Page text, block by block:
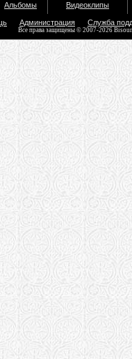
Альбомы Видеоклипы
Администрация Служба
Все права защищены © 2007-2026